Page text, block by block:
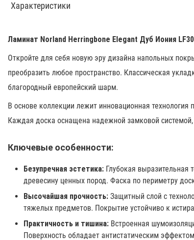
Характеристики
Ламинат Norland Herringbone Elegant Дуб Иония
Откройте для себя новую эру дизайна напольных
преобразить любое пространство. Классическая
благородный европейский шарм.
В основе коллекции лежит инновационная
Каждая доска оснащена надежной замковой
Ключевые особенности:
Безупречная эстетика: Глубокая выразительная
древесину ценных пород. Фаска по периметру
Высочайшая прочность: Защитный слой с
тяжелых предметов. Покрытие устойчиво к
Практичность и тишина: Встроенная
Поверхность обладает антистатическим